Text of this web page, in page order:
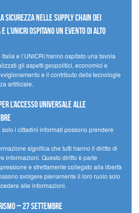
sicurezza nelle supply chain dei
l’UNICRI ospitano un evento di alto
e l’UNICRI hanno ospitato una tavola
gli aspetti geopolitici, economici e
e il contributo delle tecnologie
artificiale.
l’accesso universale alle
i cittadini informati possono prendere
significa che tutti hanno il diritto di
informazioni. Questo diritto è parte
e strettamente collegato alla libertà
svolgere pienamente il loro ruolo solo
alle informazioni.
– 27 settembre